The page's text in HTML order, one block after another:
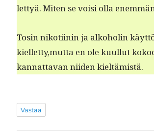
let­tyä. Miten se voisi olla
Tosin nikoti­inin ja alko­holin
kielletty,mutta en ole kuul­lut
kan­nat­ta­van niiden kieltämistä.
Vastaa